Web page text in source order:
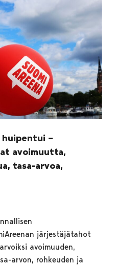
huipentui –
avoimuutta,
tasa-arvoa,
järjestäjätahot
avoimuuden,
arvon, rohkeuden ja